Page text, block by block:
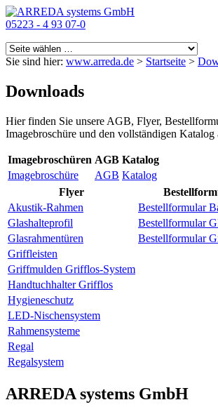
05223 - 4 93 07-0
Sie sind hier: www.arreda.de > Startseite >
Downloads
Hier finden Sie unsere AGB, Flyer,
Imagebroschüre und den vollständigen
Imagebroschüren AGB Katalog
Imagebroschüre
AGB Katalog
Flyer
Akustik-Rahmen
Bestellformular
Glashalteprofil
Bestellformular
Glasrahmentüren
Bestellformular
Griffleisten
Griffmulden Grifflos-System
Handtuchhalter Grifflos
Hygieneschutz
LED-Nischensystem
Rahmensysteme
Regal
Regalsystem
ARREDA systems GmbH